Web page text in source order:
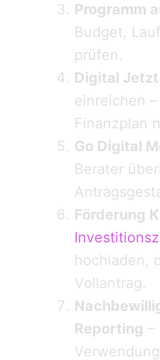
Programm
Budget,
prüfen.
Digital
einreichen
Finanzplan
Go Digital
Berater
Förderung
hochladen,
Vollantrag.
Reporting –